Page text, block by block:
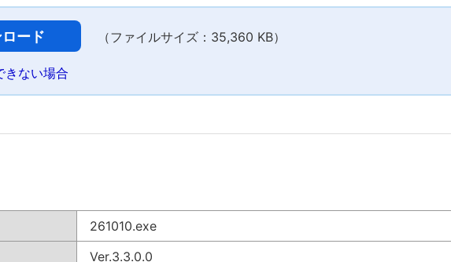
ード （ファイルサイズ：35,360 KB）
きない場合
261010.exe
Ver.3.3.0.0